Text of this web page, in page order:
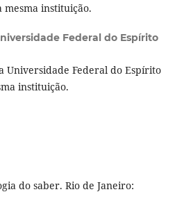
mesma instituição.
Federal do Espírito
Universidade Federal do Espírito
instituição.
do saber. Rio de Janeiro: